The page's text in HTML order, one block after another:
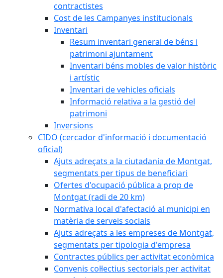
contractistes
Cost de les Campanyes institucionals
Inventari
Resum inventari general de béns i
patrimoni ajuntament
Inventari béns mobles de valor històric
i artístic
Inventari de vehicles oficials
Informació relativa a la gestió del
patrimoni
Inversions
CIDO (cercador d'informació i documentació
oficial)
Ajuts adreçats a la ciutadania de Montgat,
segmentats per tipus de beneficiari
Ofertes d'ocupació pública a prop de
Montgat (radi de 20 km)
Normativa local d'afectació al municipi en
matèria de serveis socials
Ajuts adreçats a les empreses de Montgat,
segmentats per tipologia d'empresa
Contractes públics per activitat econòmica
Convenis col·lectius sectorials per activitat